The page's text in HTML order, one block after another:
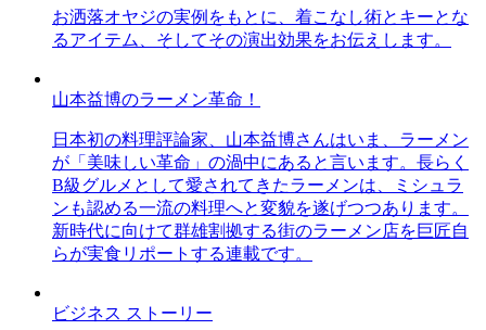
お洒落オヤジの実例をもとに、着こなし術とキーとな
るアイテム、そしてその演出効果をお伝えします。
山本益博のラーメン革命！
日本初の料理評論家、山本益博さんはいま、ラーメン
が「美味しい革命」の渦中にあると言います。長らく
B級グルメとして愛されてきたラーメンは、ミシュラ
ンも認める一流の料理へと変貌を遂げつつあります。
新時代に向けて群雄割拠する街のラーメン店を巨匠自
らが実食リポートする連載です。
ビジネス ストーリー